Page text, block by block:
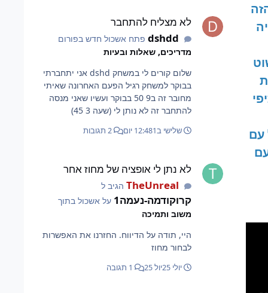
עם
לא מצליח להתחבר
dshddפתח אשכול חדש בפורום
מדריכים, שאלות ובעיות
שלום קורים לי במשחק dshd אני יתחברתי
בבוקר למשחק רגיל הפעם האחרונה שאיתי
מחובר זה ב9 50 בבוקר ועשיו שאני מנסה
להתחבר זה לא נותן לי (שעה 3 45)
שלישי ב12:481 יום 2 תגובות
לא נתן לי אופציה של מחוז אחר
TheUnrealהגיב ל
קרוקודמה-נעמה1
על אשכול בתוך
משוב ותמיכה
היי, תודה על הדיווח. החזרנו את האפשרות
לבחור מחוז
יולי 25 יול 25 1 תגובה